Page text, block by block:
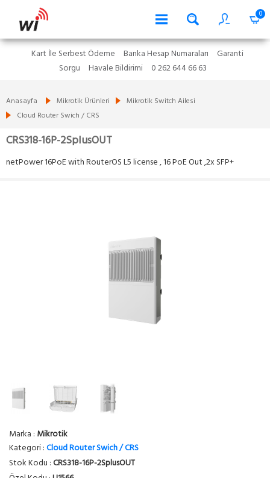
0
Kart İle Serbest Ödeme Banka Hesap Numaraları
Garanti
Sorgu
Havale Bildirimi 0 262 644 66 63
Anasayfa Mikrotik Ürünleri
Mikrotik Switch Ailesi
Cloud Router Swich / CRS
CRS318-16P-2SplusOUT
netPower 16PoE with RouterOS L5 license , 16 PoE Out ,2x SFP+
Marka : Mikrotik
Kategori :Cloud Router Swich / CRS
Stok Kodu :CRS318-16P-2SplusOUT